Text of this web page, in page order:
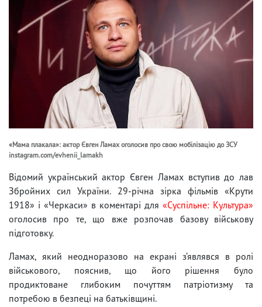
«Мама плакала»: актор Євген Ламах оголосив про свою мобілізацію до ЗСУ
instagram.com/evhenii_lamakh
Відомий український актор Євген Ламах вступив до лав
Збройних сил України. 29-річна зірка фільмів «Крути
1918» і «Черкаси» в коментарі для «Суспільне: Культура»
оголосив про те, що вже розпочав базову військову
підготовку.
Ламах, який неодноразово на екрані з’являвся в ролі
військового, пояснив, що його рішення було
продиктоване глибоким почуттям патріотизму та
потребою в безпеці на батьківщині.